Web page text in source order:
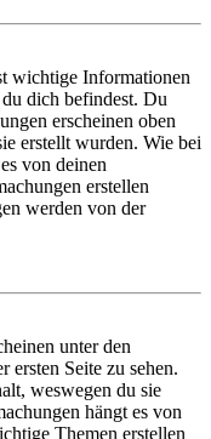
wichtige Informationen
dich befindest. Du
erscheinen oben
erstellt wurden. Wie bei
von deinen
erstellen
werden von der
unter den
Seite zu sehen.
weswegen du sie
hängt es von
Themen erstellen